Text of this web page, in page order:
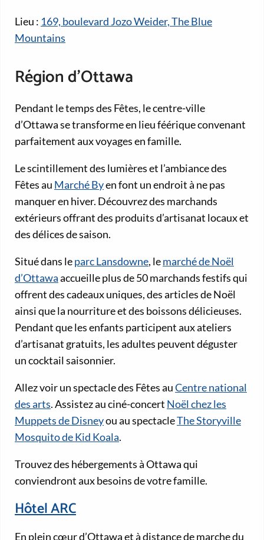
Lieu : 169, boulevard Jozo Weider, The Blue
Mountains
Région d’Ottawa
Pendant le temps des Fêtes, le centre-ville
d’Ottawa se transforme en lieu féérique convenant
parfaitement aux voyages en famille.
Le scintillement des lumières et l’ambiance des
Fêtes au Marché Byen font un endroit à ne pas
manquer en hiver. Découvrez des marchands
extérieurs offrant des produits d’artisanat locaux et
des délices de saison.
Situé dans leparc Lansdowne, lemarché de Noël
d’Ottawaaccueille plus de 50 marchands festifs qui
offrent des cadeaux uniques, des articles de Noël
ainsi que la nourriture et des boissons délicieuses.
Pendant que les enfants participent aux ateliers
d’artisanat gratuits, les adultes peuvent déguster
un cocktail saisonnier.
Allez voir un spectacle des Fêtes auCentre national
des arts. Assistez au ciné-concert Noël chez les
Muppets de Disneyou au spectacleThe Storyville
Mosquito de Kid Koala.
Trouvez des hébergements à Ottawa qui
conviendront aux besoins de votre famille.
Hôtel ARC
En plein cœur d’Ottawa et à distance de marche du